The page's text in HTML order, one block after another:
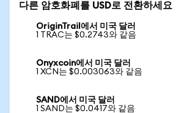
다른 암호화폐를 USD로 전환하세요
OriginTrail에서 미국 달러
1 TRAC는 $0.2743와 같음
Onyxcoin에서 미국 달러
1 XCN는 $0.003063와 같음
SAND에서 미국 달러
1 SAND는 $0.0417와 같음